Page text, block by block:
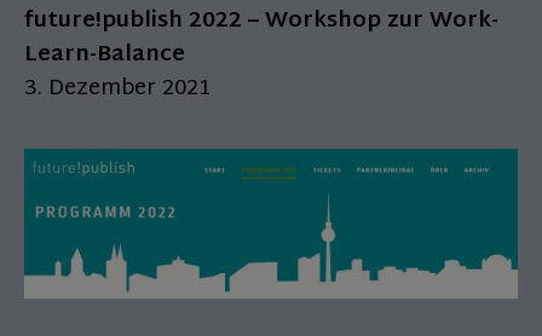
future!publish 2022 – Workshop zur Work-
Learn-Balance
3. Dezember 2021